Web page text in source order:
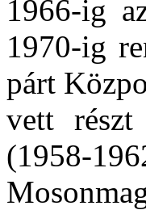
1966-ig
1970-ig
párt
vett részt
(1958-